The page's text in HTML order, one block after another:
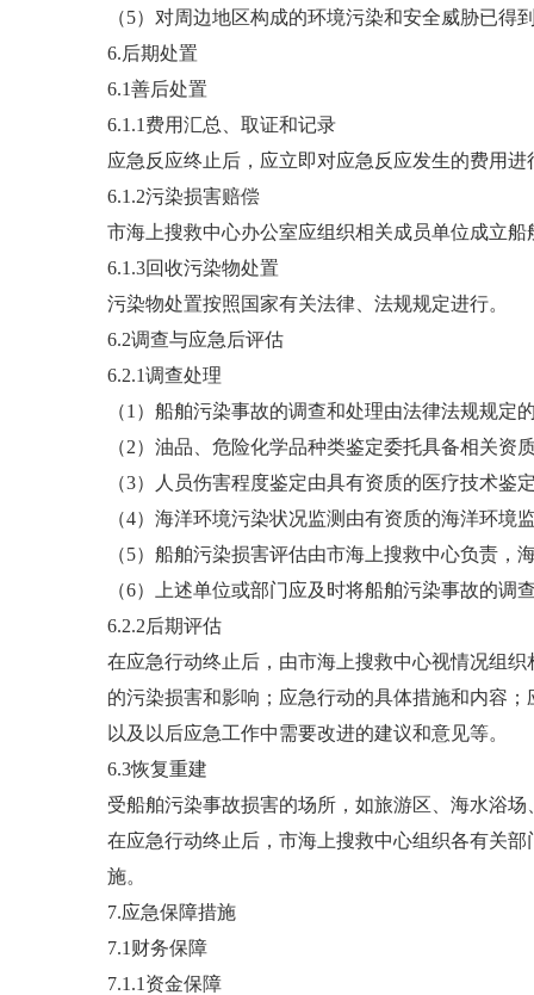
（5）对周边地区构成的环境污染和安全威胁已得
6.后期处置
6.1善后处置
6.1.1费用汇总、取证和记录
应急反应终止后，应立即对应急反应发生的费用
6.1.2污染损害赔偿
市海上搜救中心办公室应组织相关成员单位成立
6.1.3回收污染物处置
污染物处置按照国家有关法律、法规规定进行。
6.2调查与应急后评估
6.2.1调查处理
（1）船舶污染事故的调查和处理由法律法规规定
（2）油品、危险化学品种类鉴定委托具备相关资
（3）人员伤害程度鉴定由具有资质的医疗技术鉴
（4）海洋环境污染状况监测由有资质的海洋环境
（5）船舶污染损害评估由市海上搜救中心负责，
（6）上述单位或部门应及时将船舶污染事故的
6.2.2后期评估
在应急行动终止后，由市海上搜救中心视情况组
的污染损害和影响；应急行动的具体措施和内容
以及以后应急工作中需要改进的建议和意见等。
6.3恢复重建
受船舶污染事故损害的场所，如旅游区、海水浴
在应急行动终止后，市海上搜救中心组织各有关
施。
7.应急保障措施
7.1财务保障
7.1.1资金保障